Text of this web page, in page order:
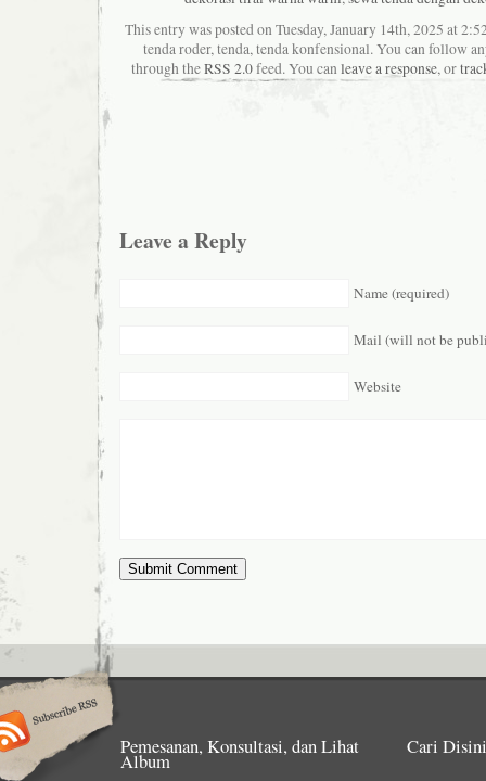
This entry was posted on Tuesday, January 14th, 2025 at
tenda roder, tenda, tenda konfensional. You can follow
through theRSS 2.0feed. You canleave a response, or
Leave a Reply
Name (required)
Mail (will not be
Website
Pemesanan, Konsultasi, dan Lihat
Album
Cari